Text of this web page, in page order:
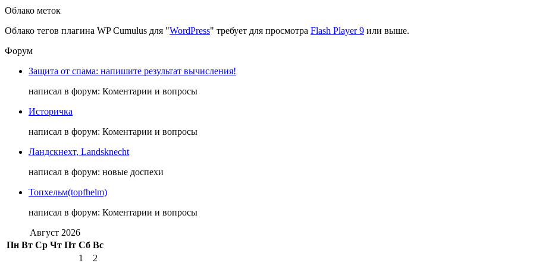
Облако меток
Облако тегов плагина WP Cumulus для "WordPress" требует для просмотра Flash Player 9 или выше.
Форум
Защита от спама: напишите результат вычисления!
написал в форум: Коментарии и вопросы
Историчка
написал в форум: Коментарии и вопросы
Ландскнехт, Landsknecht
написал в форум: новые доспехи
Топхельм(topfhelm)
написал в форум: Коментарии и вопросы
Август 2026
Пн Вт Ср Чт Пт Сб Вс
1
2